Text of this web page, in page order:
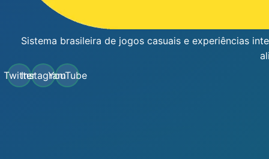
Sistema brasileira de jogos casuais e experiências
TwitterInstagramYouTube